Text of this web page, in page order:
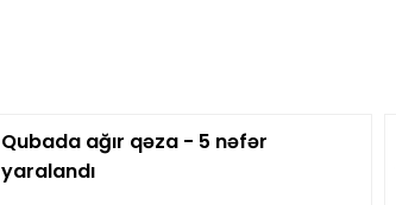
Qubada ağır qəza - 5 nəfər
yaralandı